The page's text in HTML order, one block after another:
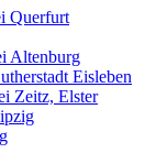
Querfurt
Altenburg
Eisleben
Zeitz, Elster